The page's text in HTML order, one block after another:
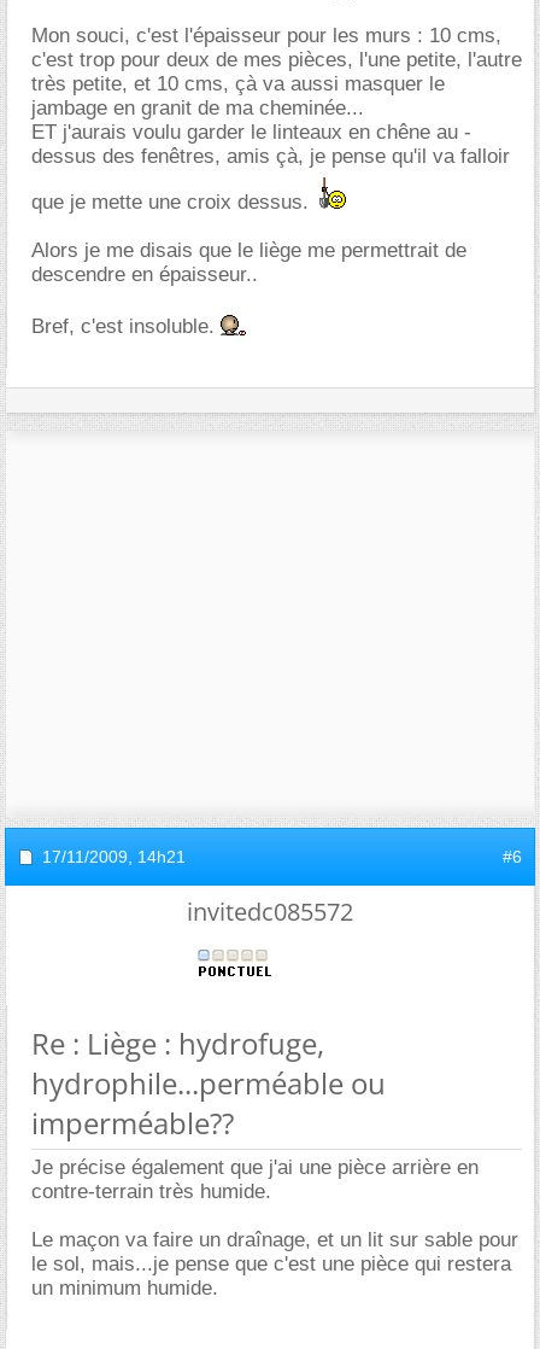
Mon souci, c'est l'épaisseur pour les murs : 10 cms,
c'est trop pour deux de mes pièces, l'une petite, l'autre
très petite, et 10 cms, çà va aussi masquer le
jambage en granit de ma cheminée...
ET j'aurais voulu garder le linteaux en chêne au -
dessus des fenêtres, amis çà, je pense qu'il va falloir
que je mette une croix dessus.
Alors je me disais que le liège me permettrait de
descendre en épaisseur..
Bref, c'est insoluble.
17/11/2009, 14h21 #6
invitedc085572
Re : Liège : hydrofuge,
hydrophile...perméable ou
imperméable??
Je précise également que j'ai une pièce arrière en
contre-terrain très humide.
Le maçon va faire un draînage, et un lit sur sable pour
le sol, mais...je pense que c'est une pièce qui restera
un minimum humide.